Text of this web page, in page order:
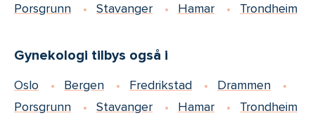
Porsgrunn
Stavanger Hamar Trondheim
Gynekologi tilbys også i
Oslo Bergen Fredrikstad
Drammen
Porsgrunn
Stavanger Hamar Trondheim